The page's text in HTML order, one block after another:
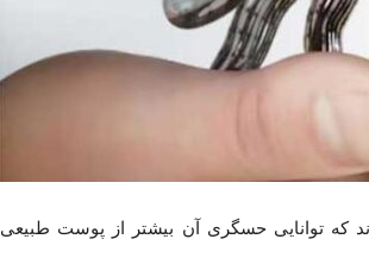
که توانایی حسگری آن بیشتر از پوست طبیعی